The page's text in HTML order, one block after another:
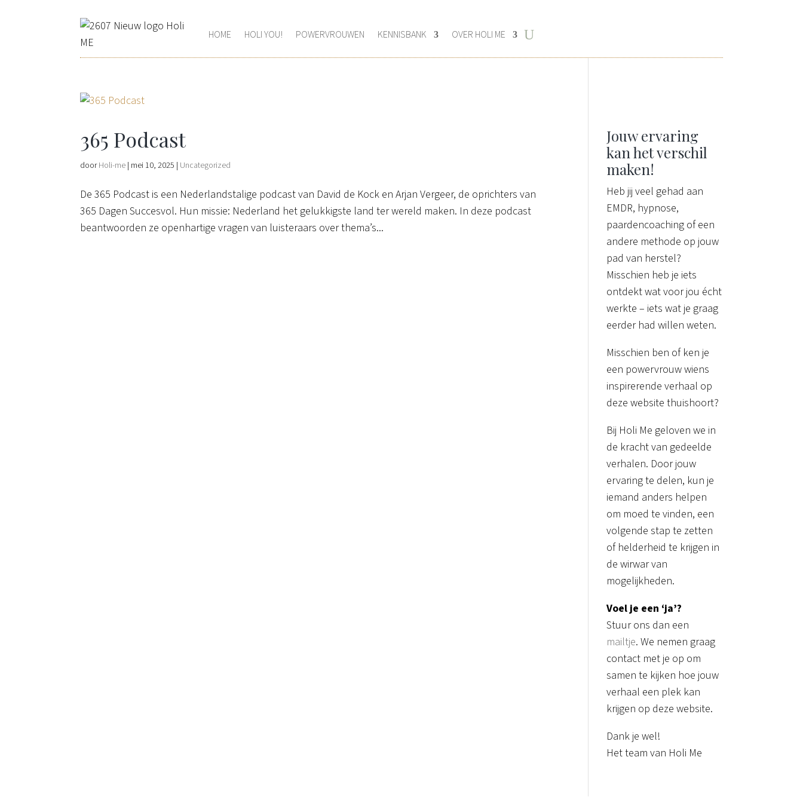
HOME HOLI YOU! POWERVROUWEN KENNISBANK OVER HOLI ME
365 Podcast
doorHoli-me | mei 10, 2025 | Uncategorized
De 365 Podcast is een Nederlandstalige podcast van David de Kock en Arjan Vergeer, de oprichters van
365 Dagen Succesvol. Hun missie: Nederland het gelukkigste land ter wereld maken. In deze podcast
beantwoorden ze openhartige vragen van luisteraars over thema’s...
Jouw ervaring
kan het verschil
maken!
Heb jij veel gehad aan
EMDR, hypnose,
paardencoaching of een
andere methode op jouw
pad van herstel?
Misschien heb je iets
ontdekt wat voor jou écht
werkte – iets wat je graag
eerder had willen weten.
Misschien ben of ken je
een powervrouw wiens
inspirerende verhaal op
deze website thuishoort?
Bij Holi Me geloven we in
de kracht van gedeelde
verhalen. Door jouw
ervaring te delen, kun je
iemand anders helpen
om moed te vinden, een
volgende stap te zetten
of helderheid te krijgen in
de wirwar van
mogelijkheden.
Voel je een ‘ja’?
Stuur ons dan een
mailtje. We nemen graag
contact met je op om
samen te kijken hoe jouw
verhaal een plek kan
krijgen op deze website.
Dank je wel!
Het team van Holi Me